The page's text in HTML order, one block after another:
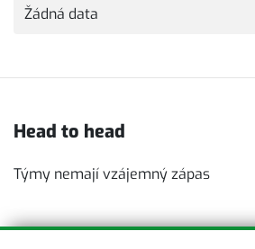
Žádná data
Head to head
Týmy nemají vzájemný zápas